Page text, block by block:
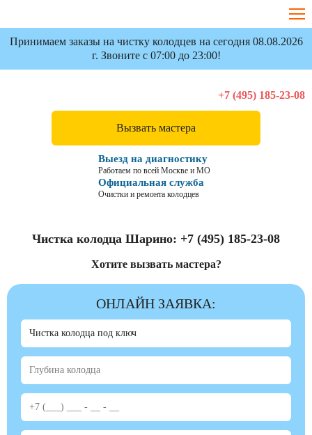
Принимаем заказы на чистку колодцев на сегодня 08.08.2026
г. Звоните с 07:00 до 23:00!
Вызвать мастера
Выезд на диагностику
Работаем по всей Москве и МО
Официальная служба
Очистки и ремонта колодцев
+7 (495) 185-23-08
Чистка колодца Шарино: +7 (495) 185-23-08
Хотите вызвать мастера?
ОНЛАЙН ЗАЯВКА: